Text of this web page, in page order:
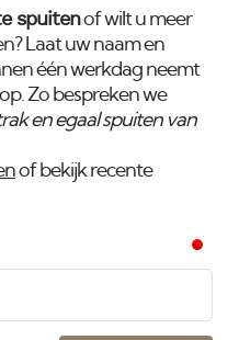
spuitenof wilt u meer
Laat uw naam en
één werkdag neemt
Zo bespreken we
en egaal spuiten van
of bekijk recente